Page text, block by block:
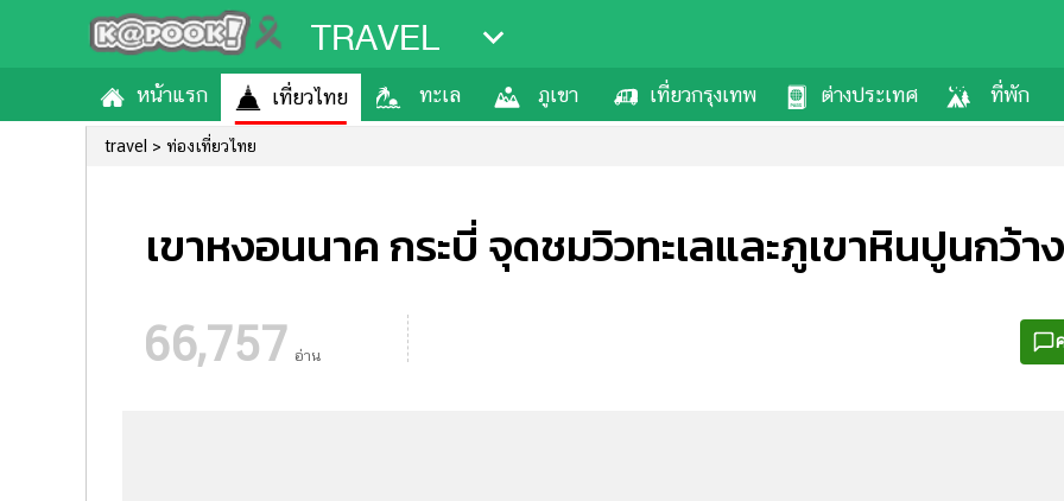
TRAVEL
หน้าแรก เที่ยวไทย ทะเล ภูเขา เที่ยวกรุงเทพ ต่างประเทศ ที่พัก
travel ท่องเที่ยวไทย
เขาหงอนนาค กระบี่ จุดชมวิวทะเลและภูเขาหินปูนกว้
66,757 อ่าน